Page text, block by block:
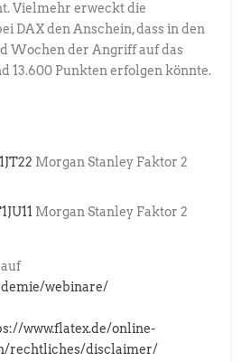
Vielmehr erweckt die
DAX den Anschein, dass in den
Wochen der Angriff auf das
13.600 Punkten erfolgen könnte.
Morgan Stanley Faktor 2
Morgan Stanley Faktor 2
auf
webinare/
www.flatex.de/online-
rechtliches/disclaimer/